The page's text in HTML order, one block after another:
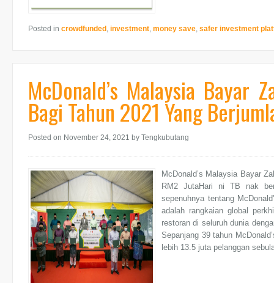
Posted in crowdfunded , investment, money save, safer investment
McDonald’s Malaysia Bayar
Bagi Tahun 2021 Yang
Posted on November 24, 2021 by Tengkubutang
McDonald’s Malaysia Bayar
RM2 JutaHari ni TB nak
sepenuhnya tentang
adalah rangkaian global
restoran di seluruh dunia
Sepanjang 39 tahun
lebih 13.5 juta pelanggan